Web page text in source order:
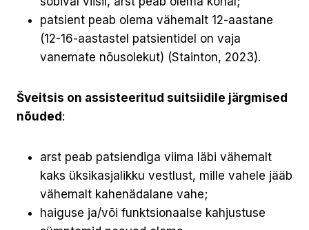
patsient peab olema vähemalt 12-aastane
(12-16-aastastel patsientidel on vaja
vanemate nõusolekut) (Stainton, 2023).
Šveitsis on assisteeritud suitsiidile järgmised
nõuded:
arst peab patsiendiga viima läbi vähemalt
kaks üksikasjalikku vestlust, mille vahele jääb
vähemalt kahenädalane vahe;
haiguse ja/või funktsionaalse kahjustuse